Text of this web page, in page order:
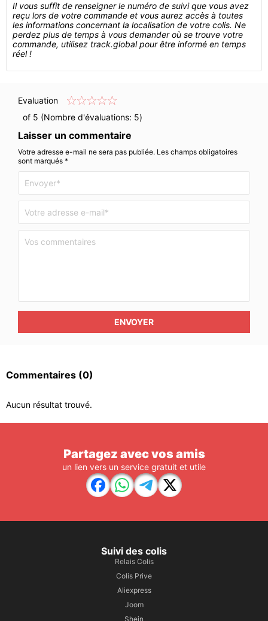
Il vous suffit de renseigner le numéro de suivi que vous avez
reçu lors de votre commande et vous aurez accès à toutes
les informations concernant la localisation de votre colis. Ne
perdez plus de temps à vous demander où se trouve votre
commande, utilisez track.global pour être informé en temps
réel !
Evaluation
of 5 (Nombre d'évaluations: 5)
Laisser un commentaire
Votre adresse e-mail ne sera pas publiée. Les champs obligatoires
sont marqués *
ENVOYER
Commentaires (0)
Aucun résultat trouvé.
Partagez avec vos amis
un lien vers un service gratuit et utile
Suivi des colis
Relais Colis
Colis Prive
Aliexpress
Joom
Shein